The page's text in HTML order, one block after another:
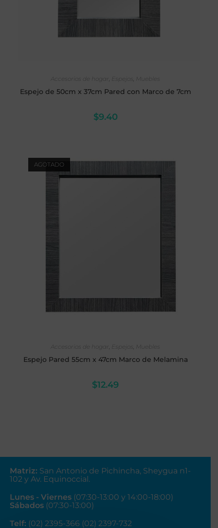
Accesorios de hogar , Espejos , Muebles
Espejo de 50cm x 37cm Pared con Marco de 7cm
$9.40
AGOTADO
Accesorios de hogar
Espejos Muebles
Espejo Pared 55cm x 47cm Marco de Melamina
$12.49
Matriz: San Antonio de Pichincha, Sheygua n1-
102 y Av. Equinoccial.
Lunes - Viernes (07:30-13:00 y 14:00-18:00)
Sábados (07:30-13:00)
Telf: (02) 2395-366 (02) 2397-732